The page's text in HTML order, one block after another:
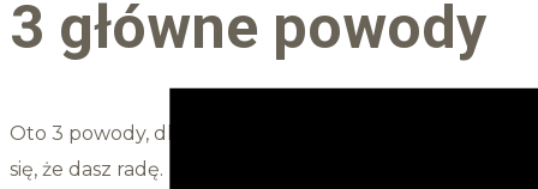
3 główne powody
Oto 3 powody, dla których naprawdę nie powinnaś
się, że dasz radę.